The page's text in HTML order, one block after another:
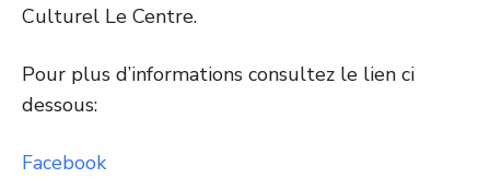
Culturel Le Centre.
Pour plus d’informations consultez le lien ci
dessous:
Facebook